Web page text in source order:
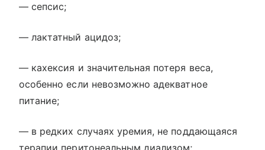
— сепсис;
— лактатный ацидоз;
— кахексия и значительная потеря веса,
особенно если невозможно адекватное
питание;
— в редких случаях уремия, не поддающаяся